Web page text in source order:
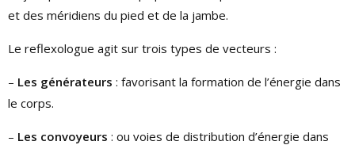
et des méridiens du pied et de la jambe.
Le reflexologue agit sur trois types de vecteurs :
– Les générateurs : favorisant la formation de l’énergie dans
le corps.
– Les convoyeurs : ou voies de distribution d’énergie dans